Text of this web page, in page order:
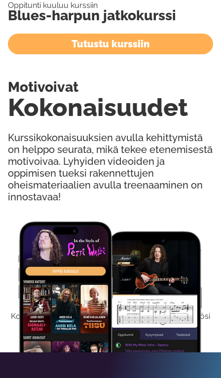
Kokeile Ilmaiseksi
Kokeilemalla ilmaiseksi saat koko sisältömme käyttöösi
viikon ajaksi.
Oppitunti kuuluu kurssiin
Blues-harpun jatkokurssi
Tutustu kurssiin
Kurssikokonaisuuksien avulla kehittymistä
on helppo seurata, mikä tekee etenemisestä
motivoivaa. Lyhyiden videoiden ja
oppimisen tueksi rakennettujen
oheismateriaalien avulla treenaaminen on
innostavaa!
Kokonaisuudet
Motivoivat